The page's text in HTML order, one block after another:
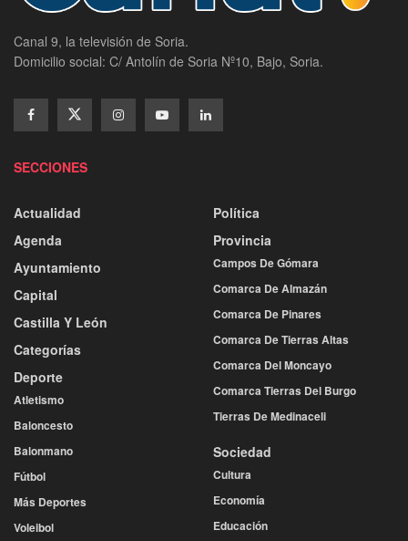
Canal 9, la televisión de Soria.
Domicilio social: C/ Antolín de Soria Nº10, Bajo, Soria.
SECCIONES
Actualidad
Agenda
Ayuntamiento
Capital
Castilla Y León
Categorías
Deporte
Atletismo
Baloncesto
Balonmano
Fútbol
Más Deportes
Voleibol
Política
Provincia
Campos De Gómara
Comarca De Almazán
Comarca De Pinares
Comarca De Tierras Altas
Comarca Del Moncayo
Comarca Tierras Del Burgo
Tierras De Medinaceli
Sociedad
Cultura
Economía
Educación